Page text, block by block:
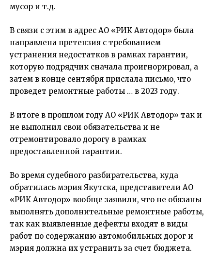
мусор и т.д.
В связи с этим в адрес АО «РИК Автодор» была
направлена претензия с требованием
устранения недостатков в рамках гарантии,
которую подрядчик сначала проигнорировал, а
затем в конце сентября прислала письмо, что
проведет ремонтные работы … в 2023 году.
В итоге в прошлом году АО «РИК Автодор» так и
не выполнил свои обязательства и не
отремонтировало дорогу в рамках
предоставленной гарантии.
Во время судебного разбирательства, куда
обратилась мэрия Якутска, представители АО
«РИК Автодор» вообще заявили, что не обязаны
выполнять дополнительные ремонтные работы,
так как выявленные дефекты входят в виды
работ по содержанию автомобильных дорог и
мэрия должна их устранить за счет бюджета.